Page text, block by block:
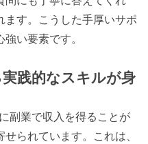
ます。こうした手厚いサポ
い要素です。
践的なスキルが身
副業で収入を得ることが
られています。これは、